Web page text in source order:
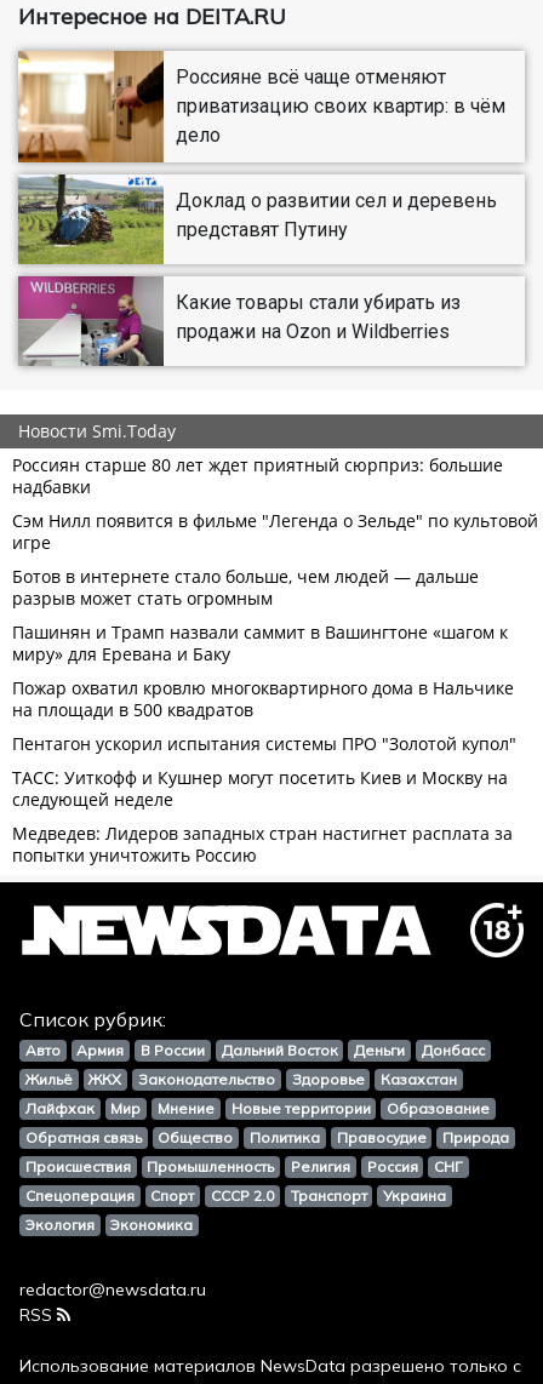
Интересное на DEITA.RU
Россияне всё чаще отменяют
приватизацию своих квартир: в чём
дело
Доклад о развитии сел и деревень
представят Путину
Какие товары стали убирать из
продажи на Ozon и Wildberries
Список рубрик:
Авто Армия В России Дальний Восток Деньги
Донбасс
Жильё
ЖКХ Законодательство Здоровье
Казахстан
Лайфхак
Мир Мнение Новые территории
Образование
Обратная связь
Общество Политика Правосудие
Природа
Происшествия
Промышленность Религия Россия
СНГ
Спецоперация
Спорт СССР 2.0 Транспорт
Украина
Экология
Экономика
redactor@newsdata.ru
RSS
Использование материалов NewsData разрешено только с